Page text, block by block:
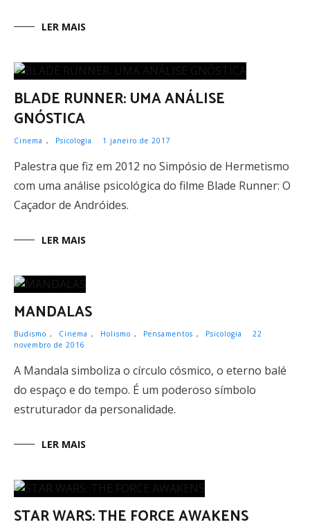
LER MAIS
BLADE RUNNER: UMA ANÁLISE
GNÓSTICA
Cinema , Psicologia 1 janeiro de 2017
Palestra que fiz em 2012 no Simpósio de Hermetismo
com uma análise psicológica do filme Blade Runner: O
Caçador de Andróides.
LER MAIS
MANDALAS
Budismo , Cinema , Holismo , Pensamentos , Psicologia
22
novembro de 2016
A Mandala simboliza o círculo cósmico, o eterno balé
do espaço e do tempo. É um poderoso símbolo
estruturador da personalidade.
LER MAIS
STAR WARS: THE FORCE AWAKENS